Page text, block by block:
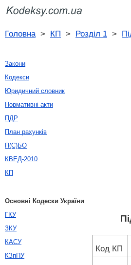
Головна> КП > Розділ 1 >
Код КП
Закони
Кодекси
Юридичний словник
Нормативні акти
ПДР
План рахунків
П(С)БО
КВЕД-2010
КП
Основні Кодески України
ГКУ
ЗКУ
КАСУ
КЗпПУ